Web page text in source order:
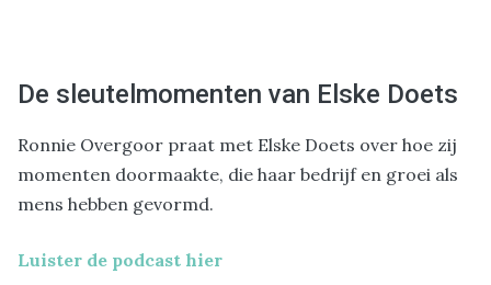
De sleutelmomenten van Elske Doets
Ronnie Overgoor praat met Elske Doets over hoe zij
momenten doormaakte, die haar bedrijf en groei als
mens hebben gevormd.
Luister de podcast hier